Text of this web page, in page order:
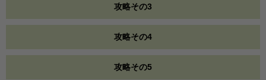
攻略その3
攻略その4
攻略その5